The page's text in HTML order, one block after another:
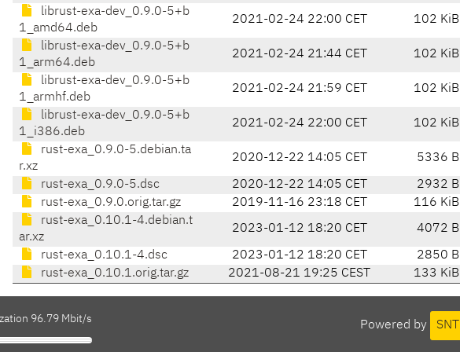
librust-exa-dev_0.9.0-5+b
1_amd64.deb
2021-02-24 22:00 CET 102 KiB
librust-exa-dev_0.9.0-5+b
1_arm64.deb
2021-02-24 21:44 CET 102 KiB
librust-exa-dev_0.9.0-5+b
1_armhf.deb
2021-02-24 21:59 CET 102 KiB
librust-exa-dev_0.9.0-5+b
1_i386.deb
2021-02-24 22:00 CET 102 KiB
rust-exa_0.9.0-5.debian.ta
r.xz
2020-12-22 14:05 CET 5336 B
rust-exa_0.9.0-5.dsc 2020-12-22 14:05 CET
2932 B
rust-exa_0.9.0.orig.tar.gz
2019-11-16 23:18 CET
116 KiB
rust-exa_0.10.1-4.debian.t
ar.xz
2023-01-12 18:20 CET 4072 B
rust-exa_0.10.1-4.dsc 2023-01-12 18:20 CET
2850 B
rust-exa_0.10.1.orig.tar.gz
2021-08-21 19:25 CEST 133 KiB
Powered by SNT
96.79 Mbit/s